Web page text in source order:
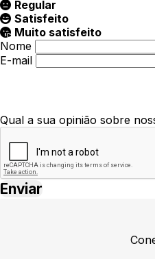
Regular
Satisfeito
Muito satisfeito
Nome
E-mail
Qual a sua opinião sobre